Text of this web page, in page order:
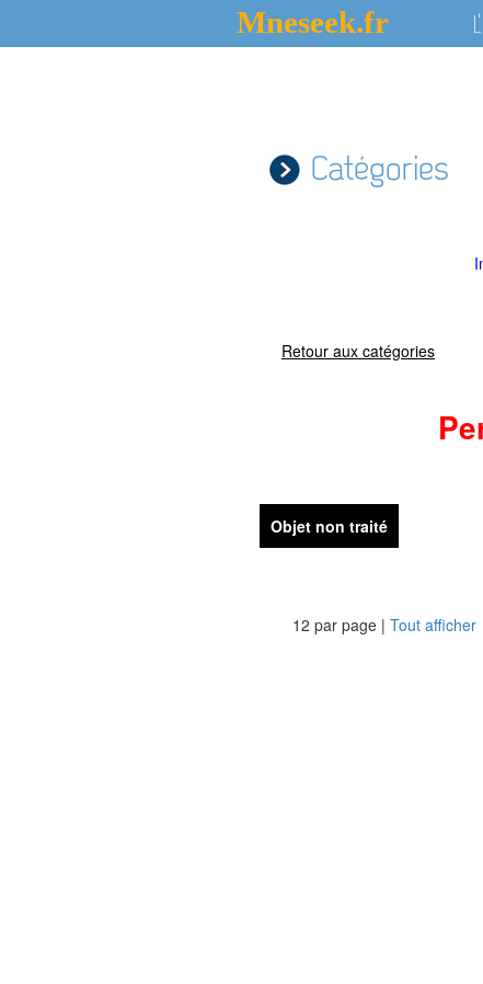
Mneseek.fr
Catégories
Retour aux catégories
Objet non traité
12 par page | Tout afficher